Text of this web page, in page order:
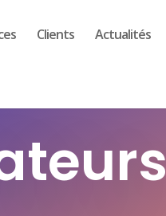
Clients Actualités